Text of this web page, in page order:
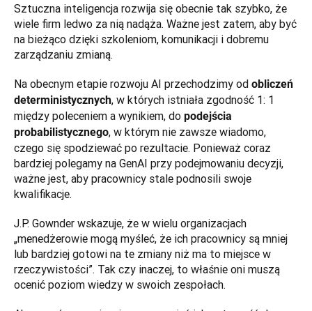
Sztuczna inteligencja rozwija się obecnie tak szybko, że
wiele firm ledwo za nią nadąża. Ważne jest zatem, aby być
na bieżąco dzięki szkoleniom, komunikacji i dobremu
zarządzaniu zmianą.
Na obecnym etapie rozwoju AI przechodzimy od obliczeń
deterministycznych, w których istniała zgodność 1: 1
między poleceniem a wynikiem, do podejścia
probabilistycznego, w którym nie zawsze wiadomo,
czego się spodziewać po rezultacie. Ponieważ coraz
bardziej polegamy na GenAI przy podejmowaniu decyzji,
ważne jest, aby pracownicy stale podnosili swoje
kwalifikacje.
J.P. Gownder wskazuje, że w wielu organizacjach
„menedżerowie mogą myśleć, że ich pracownicy są mniej
lub bardziej gotowi na te zmiany niż ma to miejsce w
rzeczywistości”. Tak czy inaczej, to właśnie oni muszą
ocenić poziom wiedzy w swoich zespołach.